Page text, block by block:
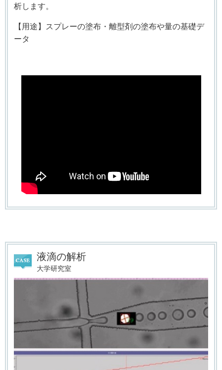
析します。
【用途】スプレーの塗布・離型剤の塗布や量の基礎デ
ータ
液滴の解析
大学研究室